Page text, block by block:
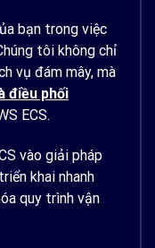
bạn trong việc
tôi không chỉ
vụ đám mây, mà
điều phối
ECS.
vào giải pháp
khai nhanh
quy trình vận